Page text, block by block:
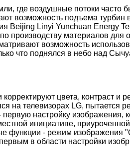
где воздушные потоки
возможность подъема турбин
Beijing Linyi Yunchuan Energy
производству материалов для
возможность
что поднялся в небо над
цвета, контраст и
на телевизорах LG, пытается
настройку изображения,
инициативе,
функции - режим изображения
в области настройки